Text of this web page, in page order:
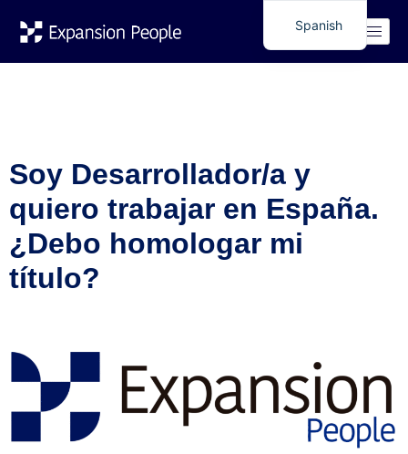
Etiqueta:
desarrollador empleo
Soy Desarrollador/a y
quiero trabajar en España.
¿Debo homologar mi
título?
Spanish
English